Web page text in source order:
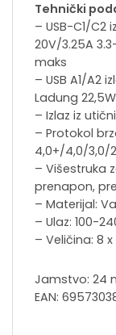
Tehnički
– USB-C1/C2
20V/3.25A
maks
– USB A1/A2
Ladung
– Izlaz iz
– Protokol
4,0+/4,0/3,0/
– Višestruka
prenapon,
– Materijal:
– Ulaz: 100-
– Veličina: 8
Jamstvo: 24
EAN: